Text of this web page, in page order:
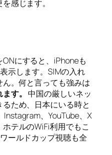
感じます。
ONにすると、 iPhoneも
示します。 SIMの入れ
。何と言っても強みは
す。 中国の厳しいネッ
ため、日本にいる時と
Instagram、YouTube、 X
ホテルのWiFi利用でもこ
ールドカップ視聴も全